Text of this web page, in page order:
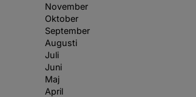
November
Oktober
September
Augusti
Juli
Juni
Maj
April